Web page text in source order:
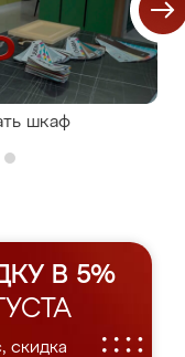
шкаф
В 5%
скидка